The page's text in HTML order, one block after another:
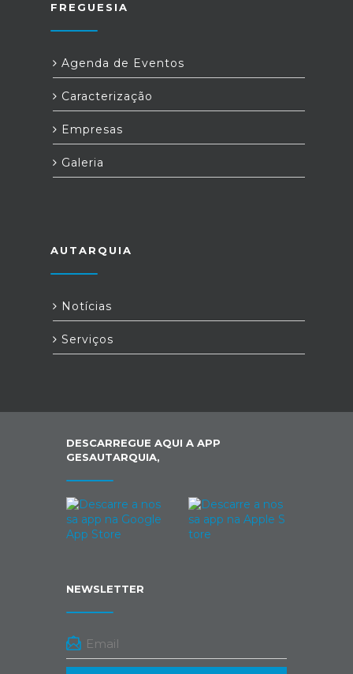
FREGUESIA
Agenda de Eventos
Caracterização
Empresas
Galeria
AUTARQUIA
Notícias
Serviços
DESCARREGUE AQUI A APP
GESAUTARQUIA,
NEWSLETTER